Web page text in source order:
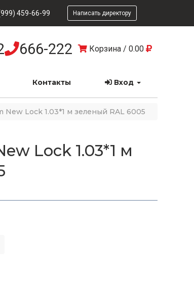
459-66-99 Написать директору
666-222 Корзина / 0.00
Контакты Вход
New Lock 1.03*1 м зеленый RAL 6005
Lock 1.03*1 м